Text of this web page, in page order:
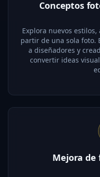
Conceptos
Explora nuevos
partir de una sola foto.
a diseñadores y
convertir ideas
Mejora de